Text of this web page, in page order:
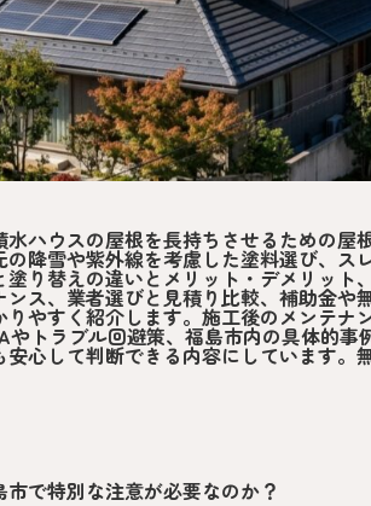
ハウスの屋根を長持ちさせるための屋
の降雪や紫外線を考慮した塗料選び、ス
り替えの違いとメリット・デメリット
ス、業者選びと見積り比較、補助金や
やすく紹介します。施工後のメンテナ
トラブル回避策、福島市内の具体的事
心して判断できる内容にしています。
で特別な注意が必要なのか？